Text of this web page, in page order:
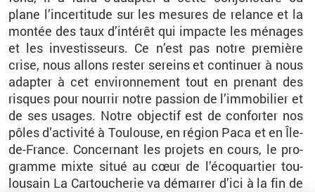
plane l’in­cer­ti­tude sur les me­sures de re­lance et la
mon­tée des taux d’in­té­rêt qui im­pacte les mé­nages
et les in­ves­tis­seurs. Ce n’est pas notre pre­mière
crise, nous al­lons res­ter se­reins et conti­nuer à nous
adap­ter à cet en­vi­ron­ne­ment tout en pre­nant des
risques pour nour­rir notre pas­sion de l’im­mo­bi­lier et
de ses usages. Notre ob­jec­tif est de confor­ter nos
pôles d’ac­ti­vité à Tou­louse, en ré­gion Paca et en Île-
de-France. Concer­nant les pro­jets en cours, le pro­
gramme mixte situé au cœur de l’éco­quar­tier tou­
lou­sain La Car­tou­che­rie va dé­mar­rer d’ici à la fin de